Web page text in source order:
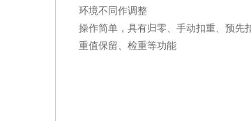
环境不同作调整
操作简单，具有归零、手动扣重、预先
重值保留、检重等功能